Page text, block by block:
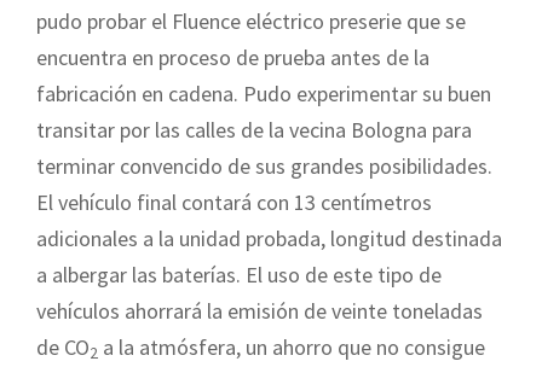
pudo probar el Fluence eléctrico preserie que se
encuentra en proceso de prueba antes de la
fabricación en cadena. Pudo experimentar su buen
transitar por las calles de la vecina Bologna para
terminar convencido de sus grandes posibilidades.
El vehículo final contará con 13 centímetros
adicionales a la unidad probada, longitud destinada
a albergar las baterías. El uso de este tipo de
vehículos ahorrará la emisión de veinte toneladas
de CO2 a la atmósfera, un ahorro que no consigue